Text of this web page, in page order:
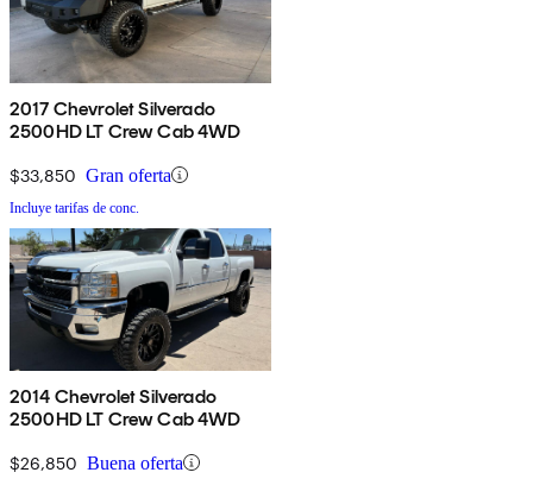
2017 Chevrolet Silverado
2500HD LT Crew Cab 4WD
$33,850 Gran oferta
Incluye tarifas de conc.
2014 Chevrolet Silverado
2500HD LT Crew Cab 4WD
$26,850 Buena oferta